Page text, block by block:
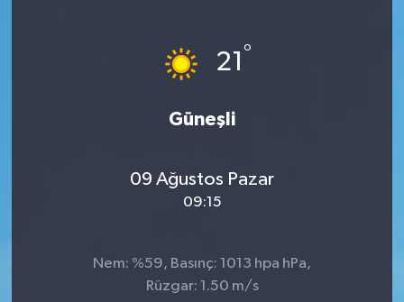
21 °
Güneşli
09 Ağustos Pazar
09:15
Nem: %59, Basınç: 1013 hpa hPa,
Rüzgar: 1.50 m/s
Korkut